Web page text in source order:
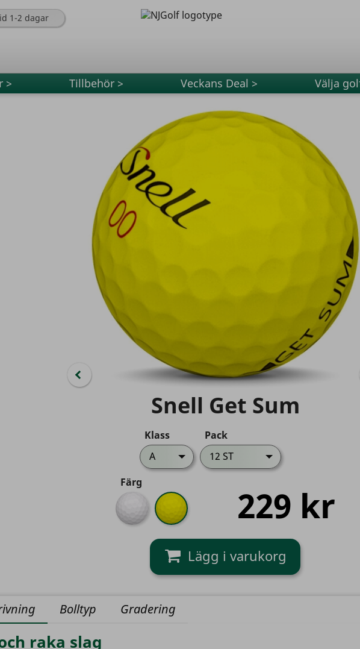
1-2 dagar
> Tillbehör > Veckans Deal > Välja
Snell Get Sum
Klass
A
Pack
12 ST
Färg
Vit Gul 229 kr
Bolltyp Gradering
raka slag